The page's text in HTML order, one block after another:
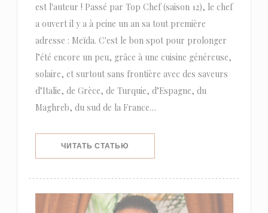
est l'auteur ! Passé par Top Chef (saison 12), le chef
a ouvert il y a à peine un an sa tout première
adresse : Meïda. C'est le bon spot pour prolonger
l’été encore un peu, grâce à une cuisine généreuse,
solaire, et surtout sans frontière avec des saveurs
d’Italie, de Grèce, de Turquie, d’Espagne, du
Maghreb, du sud de la France…
ЧИТАТЬ СТАТЬЮ